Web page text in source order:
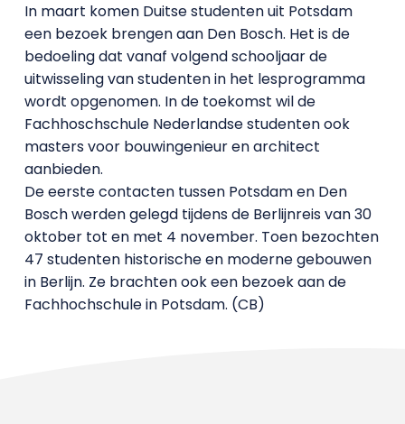
In maart komen Duitse studenten uit Potsdam
een bezoek brengen aan Den Bosch. Het is de
bedoeling dat vanaf volgend schooljaar de
uitwisseling van studenten in het lesprogramma
wordt opgenomen. In de toekomst wil de
Fachhoschschule Nederlandse studenten ook
masters voor bouwingenieur en architect
aanbieden.
De eerste contacten tussen Potsdam en Den
Bosch werden gelegd tijdens de Berlijnreis van 30
oktober tot en met 4 november. Toen bezochten
47 studenten historische en moderne gebouwen
in Berlijn. Ze brachten ook een bezoek aan de
Fachhochschule in Potsdam. (CB)